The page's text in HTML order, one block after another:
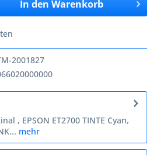
In den Warenkorb
2001827
, EPSON ET2700 TINTE Cyan,
mehr